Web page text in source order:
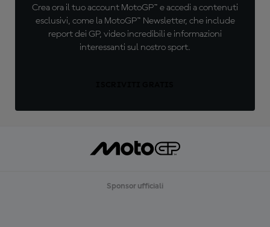
Crea ora il tuo account MotoGP™ e accedi a contenuti
esclusivi, come la MotoGP™ Newsletter, che include
report dei GP, video incredibili e informazioni
interessanti sul nostro sport.
Sponsor ufficiali